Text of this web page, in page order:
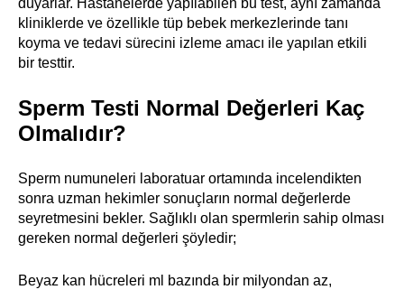
duyarlar. Hastanelerde yapılabilen bu test, aynı zamanda
kliniklerde ve özellikle tüp bebek merkezlerinde tanı
koyma ve tedavi sürecini izleme amacı ile yapılan etkili
bir testtir.
Sperm Testi Normal Değerleri Kaç
Olmalıdır?
Sperm numuneleri laboratuar ortamında incelendikten
sonra uzman hekimler sonuçların normal değerlerde
seyretmesini bekler. Sağlıklı olan spermlerin sahip olması
gereken normal değerleri şöyledir;
Beyaz kan hücreleri ml bazında bir milyondan az,